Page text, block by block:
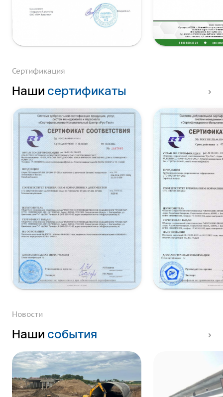
Сертификация
Наши сертификаты
Новости
Наши события